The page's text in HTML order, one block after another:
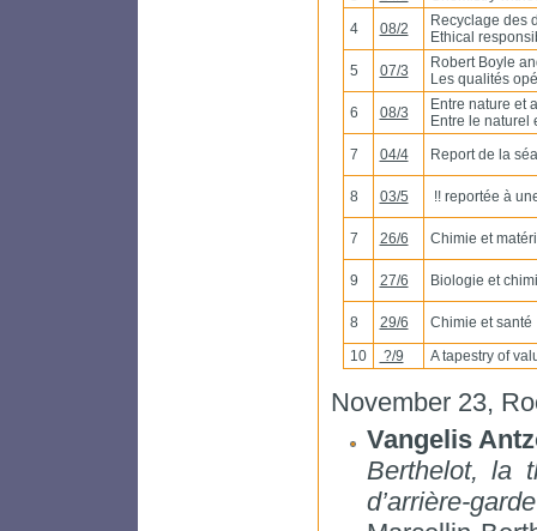
4
08/2
Recyclage des
Ethical
5
07/3
Robert Boyle
Les qualités
6
08/3
Entre nature et
Entre le naturel
7
04/4 Report de la
8 03/5 !! reportée à
7 26/6 Chimie et
9 27/6 Biologie et
8 29/6
Chimie et santé
10
?/9 A tapestry of
November 23,
Vangelis
Berthelot, la
d’arrière-